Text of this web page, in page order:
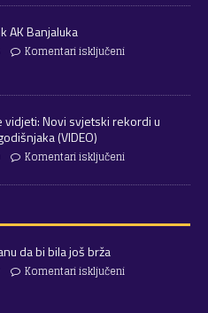
AK Banjaluka
Komentari isključeni
vidjeti: Novi svjetski rekordi u
(VIDEO)
Komentari isključeni
da bi bila još brža
Komentari isključeni